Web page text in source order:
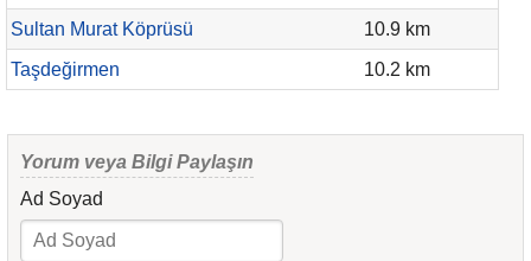
Sultan Murat Köprüsü
10.9 km
Taşdeğirmen
10.2 km
Yorum veya Bilgi Paylaşın
Ad Soyad